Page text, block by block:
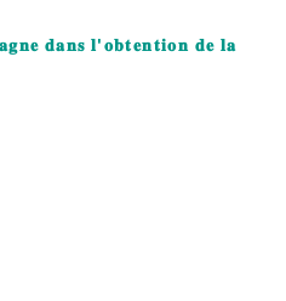
𝐝𝐚𝐧𝐬 𝐥'𝐨𝐛𝐭𝐞𝐧𝐭𝐢𝐨𝐧 𝐝𝐞 𝐥𝐚